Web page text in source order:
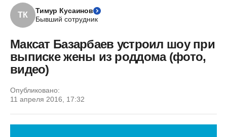
ТК
Тимур Кусаинов
Бывший сотрудник
Максат Базарбаев устроил шоу при
выписке жены из роддома (фото,
видео)
Опубликовано:
11 апреля 2016, 17:32